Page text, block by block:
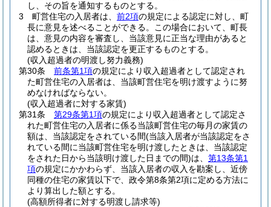
し、その旨を通知するものとする。
3
町営住宅の入居者は、 前2項の規定による認定に対し、町
長に意見を述べることができる。
この場合において、町長
は、意見の内容を審査し、当該意見に正当な理由があると
認めるときは、当該認定を更正するものとする。
(収入超過者の明渡し努力義務)
第30条
前条第1項の規定により収入超過者として認定され
た町営住宅の入居者は、当該町営住宅を明け渡すように努
めなければならない。
(収入超過者に対する家賃)
第31条
第29条第1項の規定により収入超過者として認定さ
れた町営住宅の入居者に係る当該町営住宅の毎月の家賃の
額は、当該認定をされている間(当該入居者が当該認定をさ
れている間に当該町営住宅を明け渡したときは、当該認定
をされた日から当該明け渡した日までの間)は、 第13条第1
項の規定にかかわらず、当該入居者の収入を勘案し、近傍
同種の住宅の家賃以下で、政令第8条第2項に定める方法に
より算出した額とする。
(高額所得者に対する明渡し請求等)